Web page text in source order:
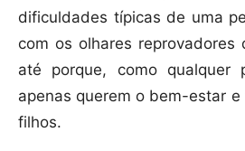
dificuldades típicas de uma
com os olhares reprovadores
até porque, como qualquer
apenas querem o bem-estar
filhos.